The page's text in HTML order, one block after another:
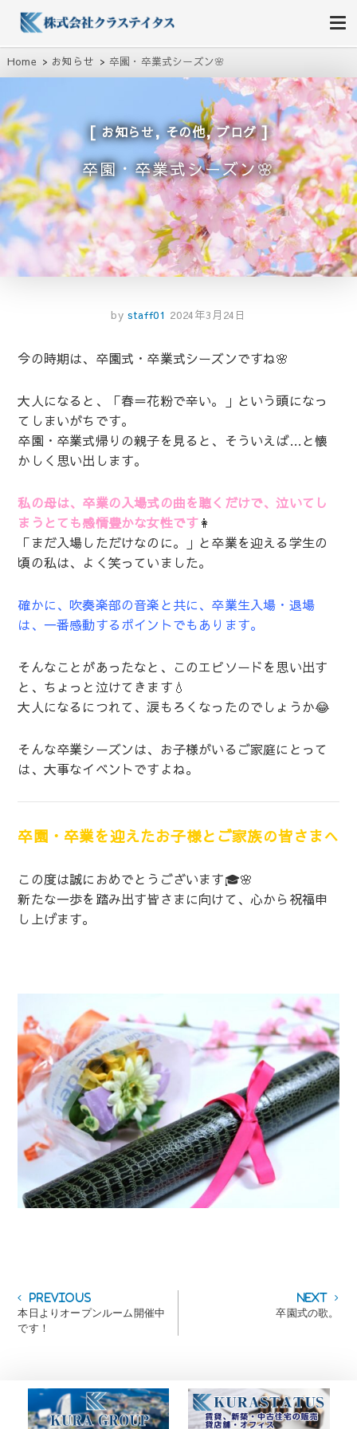
株式会社クラステイタス
地域のコミュニティーを大切にする企業
Home お知らせ 卒園・卒業式シーズン🌸
お知らせ,その他,ブログ
卒園・卒業式シーズン🌸
by staff01 2024年3月24日
今の時期は、卒園式・卒業式シーズンですね🌸
大人になると、「春＝花粉で辛い。」という頭になっ
てしまいがちです。
卒園・卒業式帰りの親子を見ると、そういえば…と懐
かしく思い出します。
私の母は、卒業の入場式の曲を聴くだけで、泣いてし
まうとても感情豊かな女性です👩
「まだ入場しただけなのに。」と卒業を迎える学生の
頃の私は、よく笑っていました。
確かに、吹奏楽部の音楽と共に、卒業生入場・退場
は、一番感動するポイントでもあります。
そんなことがあったなと、このエピソードを思い出す
と、ちょっと泣けてきます💧
大人になるにつれて、涙もろくなったのでしょうか😂
そんな卒業シーズンは、お子様がいるご家庭にとって
は、大事なイベントですよね。
卒園・卒業を迎えたお子様とご家族の皆さまへ
この度は誠におめでとうございます🎓🌸
新たな一歩を踏み出す皆さまに向けて、心から祝福申
し上げます。
投
稿
ナ
シ
PreviousPrevious
post:
本日よりオープンルーム開催中
です！
Next
卒園式の歌。